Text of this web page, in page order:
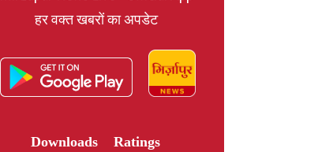
हर वक्त खबरों का अपडेट
Downloads
Ratings